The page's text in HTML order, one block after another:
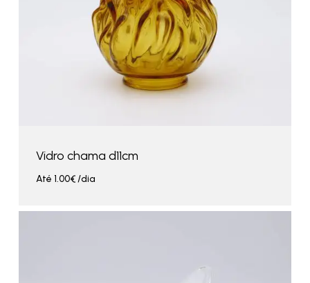
Vidro chama d11cm
Até 1.00€/dia